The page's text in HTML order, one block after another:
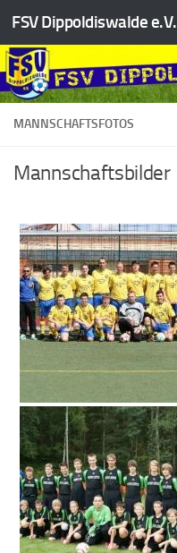
Zum Inhalt springen
FSV Dippoldiswalde e.V.
MANNSCHAFTSFOTOS
Mannschaftsbilder